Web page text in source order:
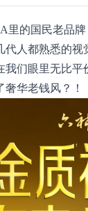
里的国民老品
人都熟悉的视
我们眼里无比平
华老钱风？！